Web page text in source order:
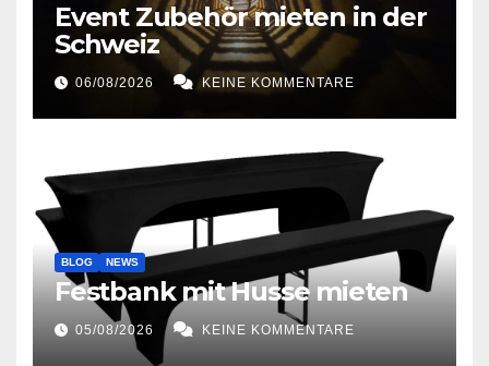
Event Zubehör mieten in der
Schweiz
06/08/2026 KEINE KOMMENTARE
BLOG NEWS
Festbank mit Husse mieten
05/08/2026 KEINE KOMMENTARE